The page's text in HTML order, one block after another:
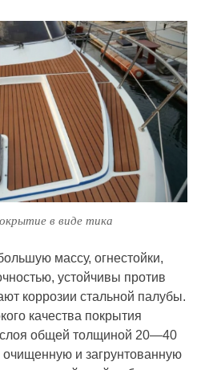
в виде тика
массу, огнестойки,
устойчивы против
коррозии стальной палубы.
качества покрытия
слоя общей толщи­ной 20—40
и загрунтованную